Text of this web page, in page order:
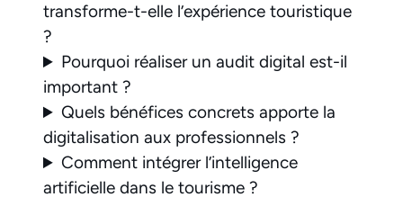
transforme-t-elle l’expérience touristique
?
Pourquoi réaliser un audit digital est-il
important ?
Quels bénéfices concrets apporte la
digitalisation aux professionnels ?
Comment intégrer l’intelligence
artificielle dans le tourisme ?